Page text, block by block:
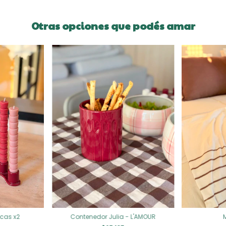
Otras opciones que podés amar
x2
Contenedor Julia - L'AMOUR